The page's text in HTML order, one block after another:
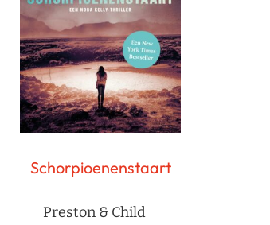
Schorpioenenstaart
Preston & Child